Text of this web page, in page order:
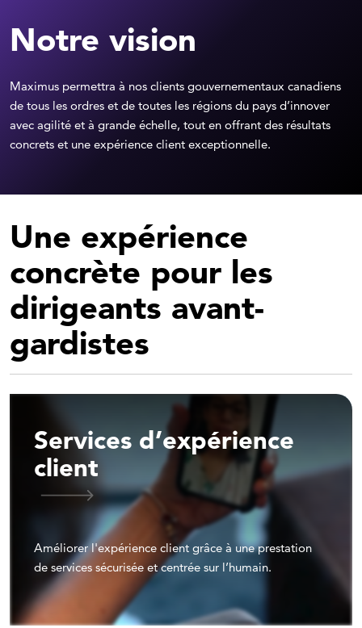
Notre vision
Maximus permettra à nos clients gouvernementaux canadiens
de tous les ordres et de toutes les régions du pays d’innover
avec agilité et à grande échelle, tout en offrant des résultats
concrets et une expérience client exceptionnelle.
Une expérience
concrète pour les
dirigeants avant-
gardistes
Services d’expérience
client
Améliorer l'expérience client grâce à une prestation
de services sécurisée et centrée sur l’humain.